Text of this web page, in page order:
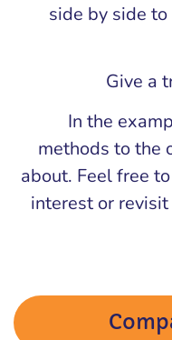
side by side
Give a
In the
methods to the
about. Feel free
interest or